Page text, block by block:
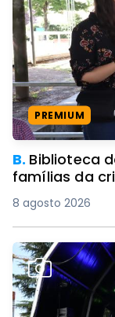
PREMIUM
B. Biblioteca
famílias da
8 agosto 2026